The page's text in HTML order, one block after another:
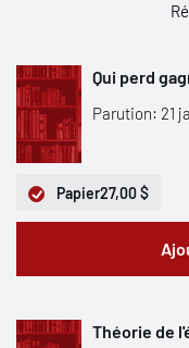
Qui perd
Parution: 21
Papier27,00 $
Théorie de